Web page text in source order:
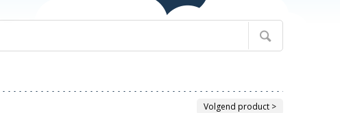
Volgend product >